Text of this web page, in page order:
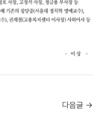
다음글 →